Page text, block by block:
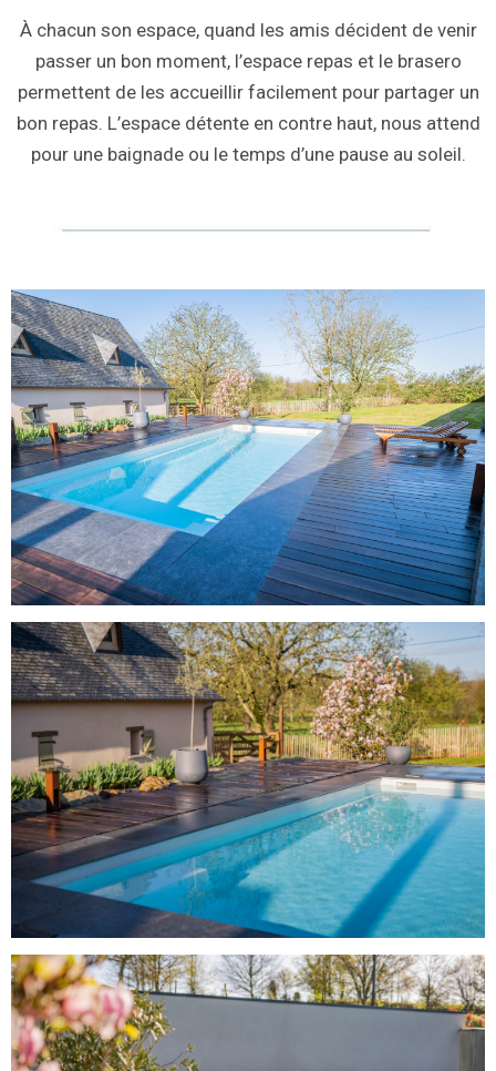
À chacun son espace, quand les amis décident de venir
passer un bon moment, l’espace repas et le brasero
permettent de les accueillir facilement pour partager un
bon repas. L’espace détente en contre haut, nous attend
pour une baignade ou le temps d’une pause au soleil.